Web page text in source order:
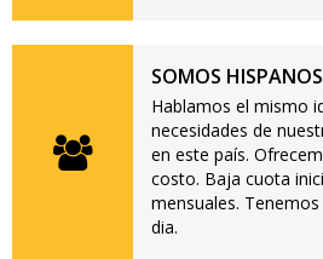
SOMOS
Hablamos el mismo
necesidades de
en este país.
costo. Baja cuota
mensuales.
dia.